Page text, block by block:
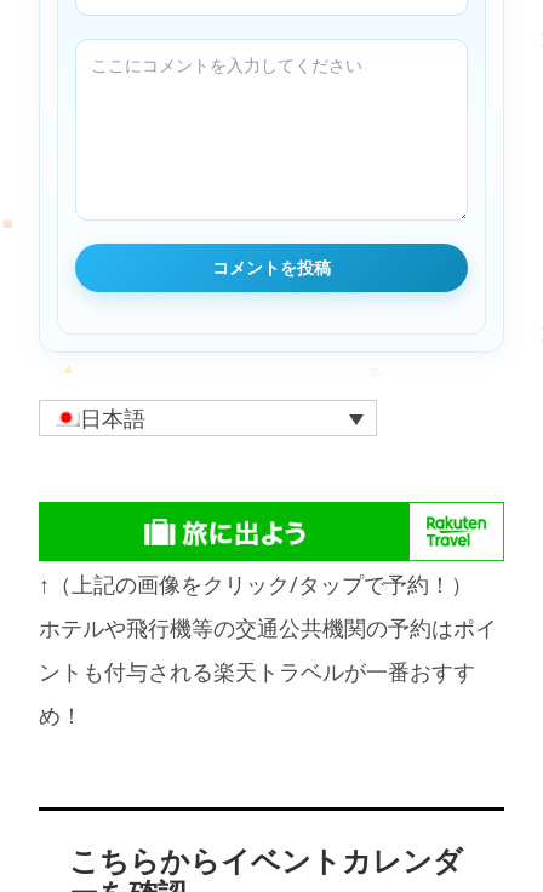
日本語
↑（上記の画像をクリック/タップで予約！）
ホテルや飛行機等の交通公共機関の予約はポイ
ントも付与される楽天トラベルが一番おすす
め！
こちらからイベントカレンダ